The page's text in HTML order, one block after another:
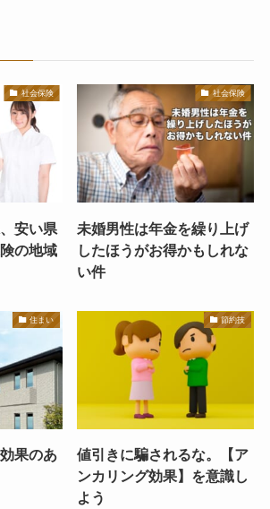
社会保険
安い県
の地域
社会保険
未婚男性は年金を繰り上げ
したほうがお得かもしれな
い件
住まい
果のあ
節約技
値引きに騙されるな。【ア
ンカリング効果】を意識し
よう